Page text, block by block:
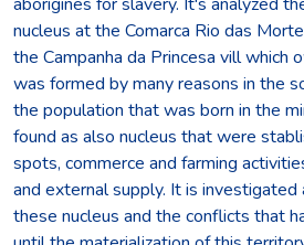
nucleus at the Comarca Rio das
the Campanha da Princesa vill which
was formed by many reasons in the
the population that was born in the
found as also nucleus that were
spots, commerce and farming
and external supply. It is
these nucleus and the conflicts that